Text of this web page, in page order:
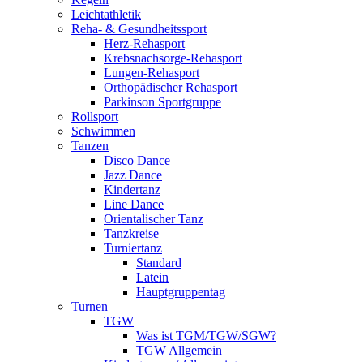
Leichtathletik
Reha- & Gesundheitssport
Herz-Rehasport
Krebsnachsorge-Rehasport
Lungen-Rehasport
Orthopädischer Rehasport
Parkinson Sportgruppe
Rollsport
Schwimmen
Tanzen
Disco Dance
Jazz Dance
Kindertanz
Line Dance
Orientalischer Tanz
Tanzkreise
Turniertanz
Standard
Latein
Hauptgruppentag
Turnen
TGW
Was ist TGM/TGW/SGW?
TGW Allgemein